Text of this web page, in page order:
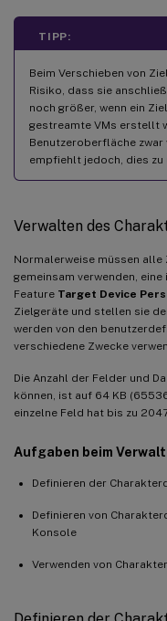
TIPP:
Beim Verschieben von
Risiko, dass sie
noch größer, wenn ein
gestreamte VMs erstellt
Benutzeroberfläche zwar
empfiehlt jedoch, dies zu
Verwalten des
Normalerweise müssen
gemeinsam verwenden,
Feature Target Device
Zielgeräte und stellen sie
werden von den
verschiedene Zwecke
Die Anzahl der Felder und
können, ist auf 64 KB
einzelne Feld hat bis zu
Aufgaben beim
Definieren der
Definieren von
Konsole
Verwenden von